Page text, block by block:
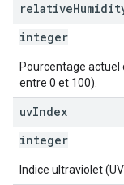
relative
integer
Pourcentage
entre 0 et 100).
uvIndex
integer
Indice ultraviolet